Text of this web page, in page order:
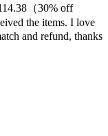
（30% off
the items. I love
and refund, thanks